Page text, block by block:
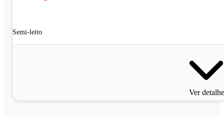
Semi-leito
Ver